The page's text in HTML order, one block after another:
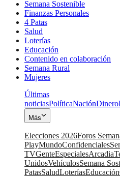
Semana Sostenible
Finanzas Personales
4 Patas
Salud
Loterías
Educación
Contenido en colaboración
Semana Rural
Mujeres
Últimas
noticiasPolíticaNaciónDinero
Más
Elecciones 2026Foros
PlayMundoConfidenciales
TVGenteEspecialesArcadia
UnidosVehículosSemana
PatasSaludLoteríasEducación